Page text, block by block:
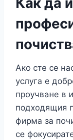
Ако сте се
услуга е
проучване в
подходящия
фирма за
се